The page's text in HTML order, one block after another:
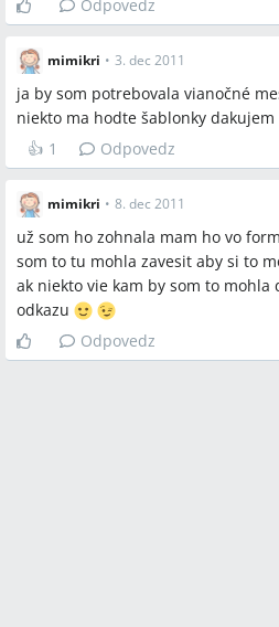
Odpovedz
mimikri • 3. dec 2011
ja by som potrebovala vianočné
niekto ma hodte šablonky dakujem
👍 1 Odpovedz
mimikri • 8. dec 2011
už som ho zohnala mam ho vo
som to tu mohla zavesit aby si to
ak niekto vie kam by som to
odkazu
Odpovedz